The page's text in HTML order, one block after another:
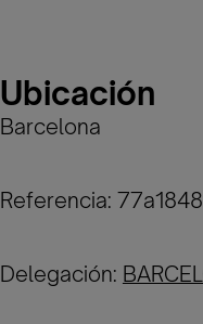
Ubicación
Barcelona
Referencia:
Delegación: